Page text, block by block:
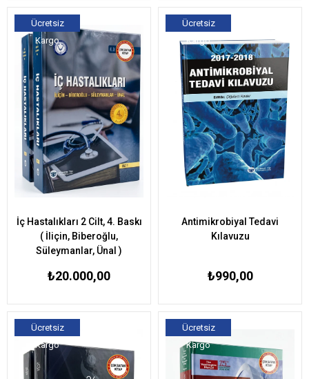
İç Hastalıkları 2 Cilt, 4. Baskı
( İliçin, Biberoğlu,
Süleymanlar, Ünal )
₺20.000,00
Ücretsiz
Kargo
Antimikrobiyal Tedavi
Kılavuzu
₺990,00
Ücretsiz
Kargo
Ücretsiz
Kargo
Ücretsiz
Kargo